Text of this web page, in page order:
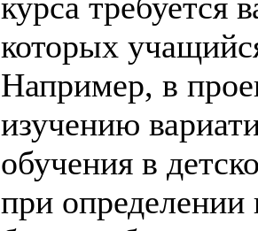
которых
Например, в
изучению
обучения в
при